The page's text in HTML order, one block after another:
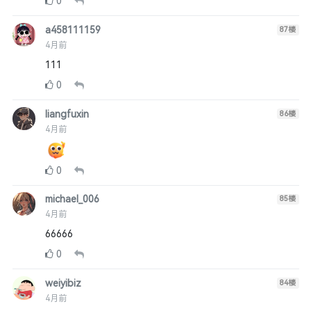
a458111159
4月前
87楼
111
0
liangfuxin
4月前
86楼
0
michael_006
4月前
85楼
66666
0
weiyibiz
4月前
84楼